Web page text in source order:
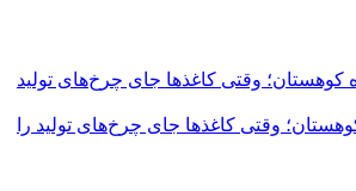
وقتی کاغذها جای چرخ‌های تولید را